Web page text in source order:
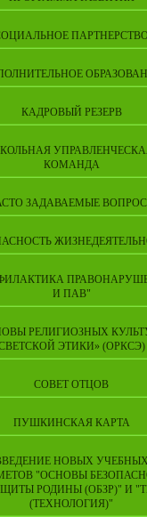
ПАРТНЕРСТВО
КАДРОВЫЙ РЕЗЕРВ
КОМАНДА
ЗАДАВАЕМЫЕ
И ПАВ"
РЕЛИГИОЗНЫХ
ЭТИКИ» (ОРКСЭ)
СОВЕТ ОТЦОВ
ПУШКИНСКАЯ КАРТА
НОВЫХ
"ОСНОВЫ
РОДИНЫ (ОБЗР)" И
(ТЕХНОЛОГИЯ)"